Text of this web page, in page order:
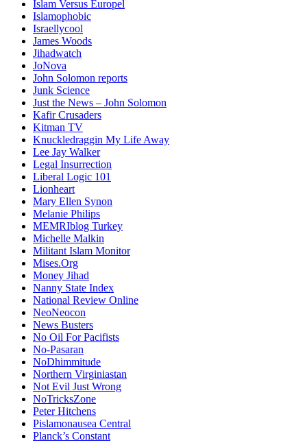
Islam Versus Europel
Islamophobic
Israellycool
James Woods
Jihadwatch
JoNova
John Solomon reports
Junk Science
Just the News – John Solomon
Kafir Crusaders
Kitman TV
Knuckledraggin My Life Away
Lee Jay Walker
Legal Insurrection
Liberal Logic 101
Lionheart
Mary Ellen Synon
Melanie Philips
MEMRIblog Turkey
Michelle Malkin
Militant Islam Monitor
Mises.Org
Money Jihad
Nanny State Index
National Review Online
NeoNeocon
News Busters
No Oil For Pacifists
No-Pasaran
NoDhimmitude
Northern Virginiastan
Not Evil Just Wrong
NoTricksZone
Peter Hitchens
Pislamonausea Central
Planck’s Constant